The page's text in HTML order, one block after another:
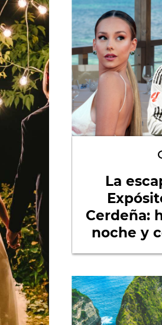
La
Cerdeña:
noche y